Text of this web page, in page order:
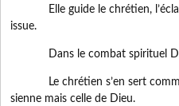
Elle guide le chrétien, l’éclaire
issue.
Dans le combat spirituel Dieu
Le chrétien s’en sert comme
sienne mais celle de Dieu.